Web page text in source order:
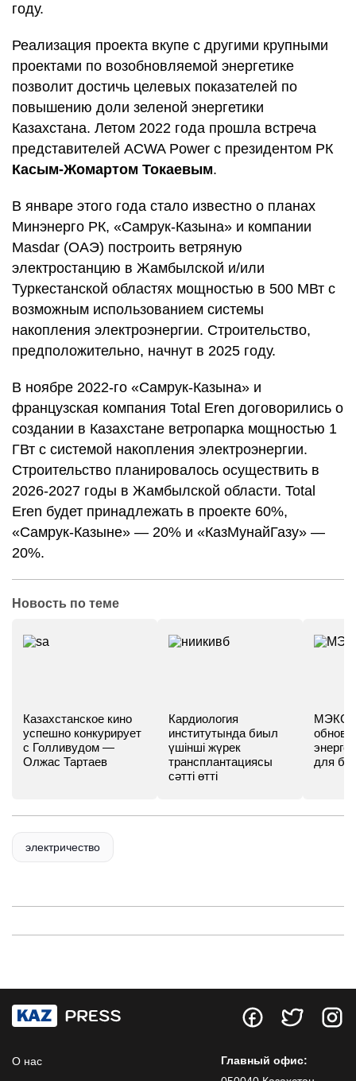
году.
Реализация проекта вкупе с другими крупными
проектами по возобновляемой энергетике
позволит достичь целевых показателей по
повышению доли зеленой энергетики
Казахстана. Летом 2022 года прошла встреча
представителей ACWA Power с президентом РК
Касым-Жомартом Токаевым.
В январе этого года стало известно о планах
Минэнерго РК, «Самрук-Казына» и компании
Masdar (ОАЭ) построить ветряную
электростанцию в Жамбылской и/или
Туркестанской областях мощностью в 500 МВт с
возможным использованием системы
накопления электроэнергии. Строительство,
предположительно, начнут в 2025 году.
В ноябре 2022-го «Самрук-Казына» и
французская компания Total Eren договорились о
создании в Казахстане ветропарка мощностью 1
ГВт с системой накопления электроэнергии.
Строительство планировалось осуществить в
2026-2027 годы в Жамбылской области. Total
Eren будет принадлежать в проекте 60%,
«Самрук-Казыне» — 20% и «КазМунайГазу» —
20%.
Новость по теме
Казахстанское кино
успешно конкурирует
с Голливудом —
Олжас Тартаев
Кардиология
институтында биыл
үшінші жүрек
трансплантациясы
сәтті өтті
МЭКС -
для
электричество
О нас
Главный офис: